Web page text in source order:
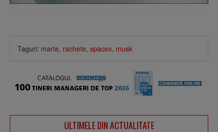
Taguri: marte, rachete, spacex, musk
ULTIMELE DIN ACTUALITATE